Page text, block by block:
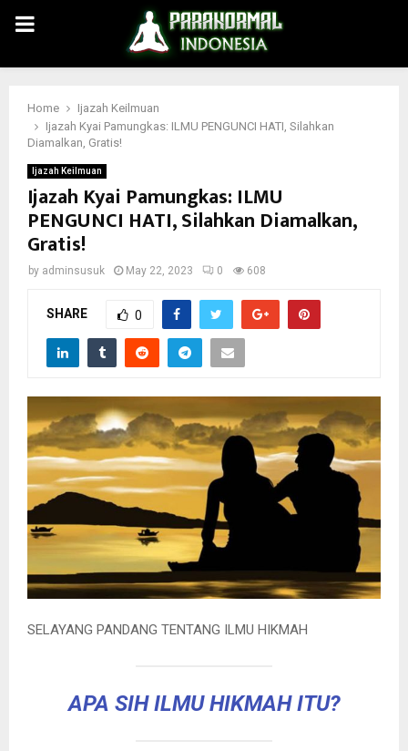
PRIMARY
MENU
Home
Ijazah Keilmuan
Ijazah Kyai Pamungkas: ILMU PENGUNCI HATI, Silahkan
Diamalkan, Gratis!
Ijazah Keilmuan
Ijazah Kyai Pamungkas: ILMU
PENGUNCI HATI, Silahkan Diamalkan,
Gratis!
by adminsusuk May 22, 2023 0 608
SHARE 0
SELAYANG PANDANG TENTANG ILMU HIKMAH
APA SIH ILMU HIKMAH ITU?